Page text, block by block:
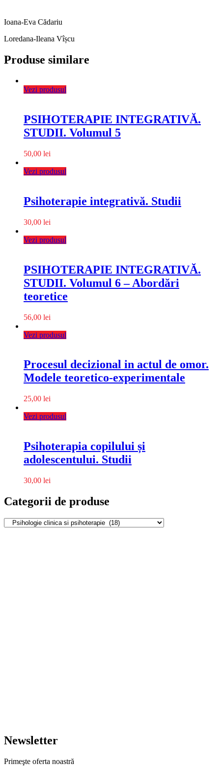
Ioana-Eva Cădariu
Loredana-Ileana Vîșcu
Produse similare
Vezi produsul
PSIHOTERAPIE INTEGRATIVĂ.
STUDII. Volumul 5
50,00 lei
Vezi produsul
Psihoterapie integrativă. Studii
30,00 lei
Vezi produsul
PSIHOTERAPIE INTEGRATIVĂ.
STUDII. Volumul 6 – Abordări
teoretice
56,00 lei
Vezi produsul
Procesul decizional in actul de omor.
Modele teoretico-experimentale
25,00 lei
Vezi produsul
Psihoterapia copilului și
adolescentului. Studii
30,00 lei
Categorii de produse
Newsletter
Primeşte oferta noastră